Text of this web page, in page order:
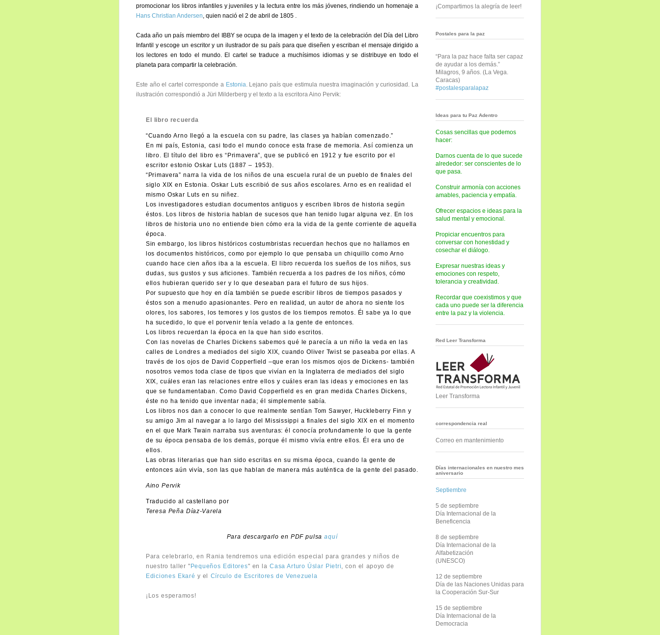
promocionar los libros infantiles y juveniles y la lectura entre los más jóvenes, rindiendo un homenaje a
Hans Christian Andersen , quien nació el 2 de abril de 1805
Cada año un país miembro del IBBY se ocupa de la imagen y el texto de la celebración del Día del Libro
Infantil y escoge un escritor y un ilustrador de su país para que diseñen y escriban el mensaje dirigido a
los lectores en todo el mundo. El cartel se traduce a muchísimos idiomas y se distribuye en todo el
planeta para compartir la celebración.
Este año el cartel corresponde a Estonia . Lejano país que estimula nuestra imaginación y curiosidad. La
ilustración correspondió a Jüri Milderberg y el texto a la escritora Aino Pervik:
El libro recuerda
“Cuando Arno llegó a la escuela con su padre, las clases ya habían comenzado.”
En mi país, Estonia, casi todo el mundo conoce esta frase de memoria. Así comienza un
libro. El título del libro es “Primavera”, que se publicó en 1912 y fue escrito por el
escritor estonio Oskar Luts (1887 – 1953).
“Primavera” narra la vida de los niños de una escuela rural de un pueblo de finales del
siglo XIX en Estonia. Oskar Luts escribió de sus años escolares. Arno es en realidad el
mismo Oskar Luts en su niñez.
Los investigadores estudian documentos antiguos y escriben libros de historia según
éstos. Los libros de historia hablan de sucesos que han tenido lugar alguna vez. En los
libros de historia uno no entiende bien cómo era la vida de la gente corriente de aquella
época.
Sin embargo, los libros históricos costumbristas recuerdan hechos que no hallamos en
los documentos históricos, como por ejemplo lo que pensaba un chiquillo como Arno
cuando hace cien años iba a la escuela. El libro recuerda los sueños de los niños, sus
dudas, sus gustos y sus aficiones. También recuerda a los padres de los niños, cómo
ellos hubieran querido ser y lo que deseaban para el futuro de sus hijos.
Por supuesto que hoy en día también se puede escribir libros de tiempos pasados y
éstos son a menudo apasionantes. Pero en realidad, un autor de ahora no siente los
olores, los sabores, los temores y los gustos de los tiempos remotos. Él sabe ya lo que
ha sucedido, lo que el porvenir tenía velado a la gente de entonces.
Los libros recuerdan la época en la que han sido escritos.
Con las novelas de Charles Dickens sabemos qué le parecía a un niño la veda en las
calles de Londres a mediados del siglo XIX, cuando Oliver Twist se paseaba por ellas. A
través de los ojos de David Copperfield –que eran los mismos ojos de Dickens- también
nosotros vemos toda clase de tipos que vivían en la Inglaterra de mediados del siglo
XIX, cuáles eran las relaciones entre ellos y cuáles eran las ideas y emociones en las
que se fundamentaban. Como David Copperfield es en gran medida Charles Dickens,
éste no ha tenido que inventar nada; él simplemente sabía.
Los libros nos dan a conocer lo que realmente sentían Tom Sawyer, Huckleberry Finn y
su amigo Jim al navegar a lo largo del Mississippi a finales del siglo XIX en el momento
en el que Mark Twain narraba sus aventuras: él conocía profundamente lo que la gente
de su época pensaba de los demás, porque él mismo vivía entre ellos. Él era uno de
ellos.
Las obras literarias que han sido escritas en su misma época, cuando la gente de
entonces aún vivía, son las que hablan de manera más auténtica de la gente del pasado.
Aino Pervik
Traducido al castellano por
Teresa Peña Díaz-Varela
Para descargarlo en PDF pulsaaquí
Para celebrarlo, en Rania tendremos una edición especial para grandes y niños de
nuestro taller "Pequeños Editores" en laCasa Arturo Úslar Pietri , con el apoyo de
Ediciones Ekaré y el Círculo de Escritores de Venezuela
¡Los esperamos!
¡Compartimos la alegría de leer!
Postales para la paz
“Para la paz hace falta ser capaz
de ayudar a los demás.”
Milagros, 9 años. (La Vega.
Caracas)
#postalesparalapaz
Ideas para tu Paz Adentro
Cosas sencillas que podemos
hacer:
Darnos cuenta de lo que sucede
alrededor: ser conscientes de lo
que pasa.
Construir armonía con acciones
amables, paciencia y empatía.
Ofrecer espacios e ideas para la
salud mental y emocional.
Propiciar encuentros para
conversar con honestidad y
cosechar el diálogo.
Expresar nuestras ideas y
emociones con respeto,
tolerancia y creatividad.
Recordar que coexistimos y que
cada uno puede ser la diferencia
entre la paz y la violencia.
Red Leer Transforma
Leer Transforma
correspondencia real
Correo en mantenimiento
Días internacionales en nuestro mes
aniversario
Septiembre
5 de septiembre
Día Internacional de la
Beneficencia
8 de septiembre
Día Internacional de la
Alfabetización
(UNESCO)
12 de septiembre
Día de las Naciones Unidas para
la Cooperación Sur-Sur
15 de septiembre
Día Internacional de la
Democracia